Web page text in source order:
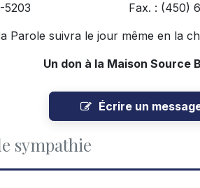
677-5203 Fax. : (450)
Parole suivra le jour même en la
Un don à la Maison Source
Écrire un
sympathie